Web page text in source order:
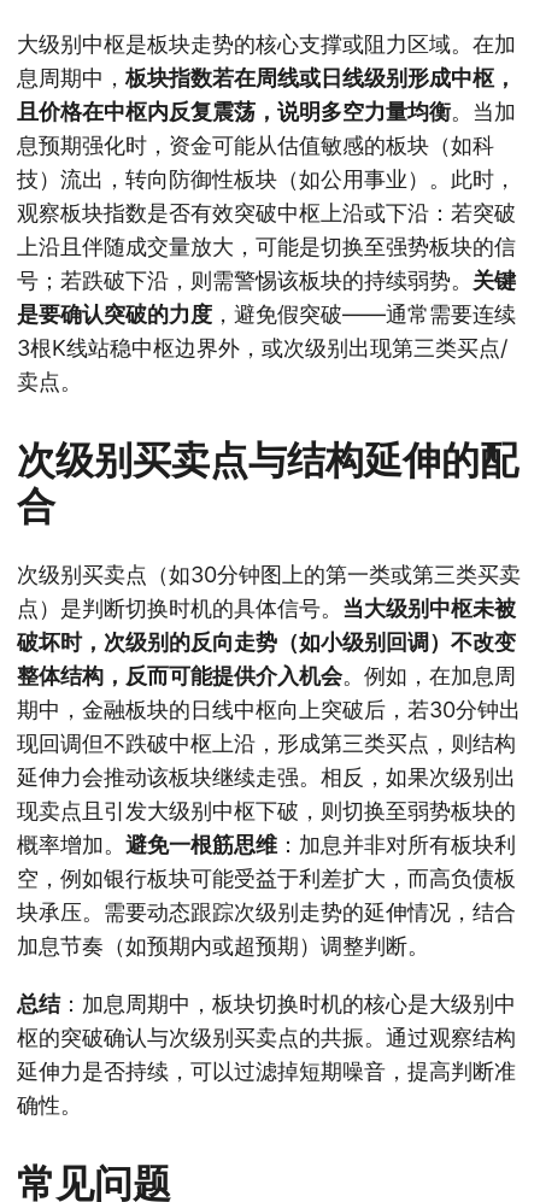
大级别中枢是板块走势的核心支撑或阻力区域。在加
息周期中，板块指数若在周线或日线级别形成中枢，
且价格在中枢内反复震荡，说明多空力量均衡。当加
息预期强化时，资金可能从估值敏感的板块（如科
技）流出，转向防御性板块（如公用事业）。此时，
观察板块指数是否有效突破中枢上沿或下沿：若突破
上沿且伴随成交量放大，可能是切换至强势板块的信
号；若跌破下沿，则需警惕该板块的持续弱势。 关键
是要确认突破的力度 ，避免假突破——通常需要连续
3根K线站稳中枢边界外，或次级别出现第三类买点/
卖点。
次级别买卖点与结构延伸的配
合
次级别买卖点（如30分钟图上的第一类或第三类买卖
点）是判断切换时机的具体信号。 当大级别中枢未被
破坏时，次级别的反向走势（如小级别回调）不改变
整体结构，反而可能提供介入机会。例如，在加息周
期中，金融板块的日线中枢向上突破后，若30分钟出
现回调但不跌破中枢上沿，形成第三类买点，则结构
延伸力会推动该板块继续走强。相反，如果次级别出
现卖点且引发大级别中枢下破，则切换至弱势板块的
概率增加。 避免一根筋思维 ：加息并非对所有板块利
空，例如银行板块可能受益于利差扩大，而高负债板
块承压。需要动态跟踪次级别走势的延伸情况，结合
加息节奏（如预期内或超预期）调整判断。
总结：加息周期中，板块切换时机的核心是大级别中
枢的突破确认与次级别买卖点的共振。通过观察结构
延伸力是否持续，可以过滤掉短期噪音，提高判断准
确性。
常见问题